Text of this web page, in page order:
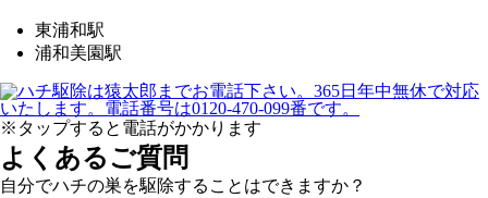
東浦和駅
浦和美園駅
※タップすると電話がかかります
よくあるご質問
自分でハチの巣を駆除することはできますか？